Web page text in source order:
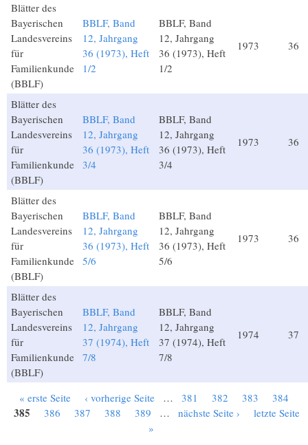
Blätter des
Bayerischen
Landesvereins
für
Familienkunde
(BBLF)
BBLF, Band
12, Jahrgang
36 (1973), Heft
1/2
BBLF, Band
12, Jahrgang
36 (1973), Heft
1/2
1973 36
Blätter des
Bayerischen
Landesvereins
für
Familienkunde
(BBLF)
BBLF, Band
12, Jahrgang
36 (1973), Heft
3/4
BBLF, Band
12, Jahrgang
36 (1973), Heft
3/4
1973 36
Blätter des
Bayerischen
Landesvereins
für
Familienkunde
(BBLF)
BBLF, Band
12, Jahrgang
36 (1973), Heft
5/6
BBLF, Band
12, Jahrgang
36 (1973), Heft
5/6
1973 36
Blätter des
Bayerischen
Landesvereins
für
Familienkunde
(BBLF)
BBLF, Band
12, Jahrgang
37 (1974), Heft
7/8
BBLF, Band
12, Jahrgang
37 (1974), Heft
7/8
1974 37
Seiten
« erste Seite ‹ vorherige Seite … 381 382 383 384
385 386 387 388 389 … nächste Seite ›
letzte Seite
»